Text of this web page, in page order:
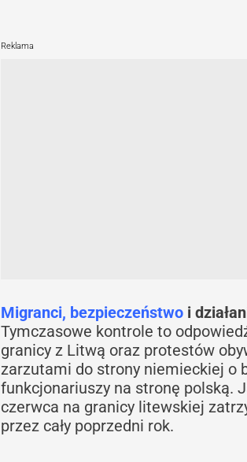
Reklama
Migranci, bezpieczeństwo i
Tymczasowe kontrole to
granicy z Litwą oraz protestów
zarzutami do strony niemieckiej o
funkcjonariuszy na stronę polską.
czerwca na granicy litewskiej
przez cały poprzedni rok.